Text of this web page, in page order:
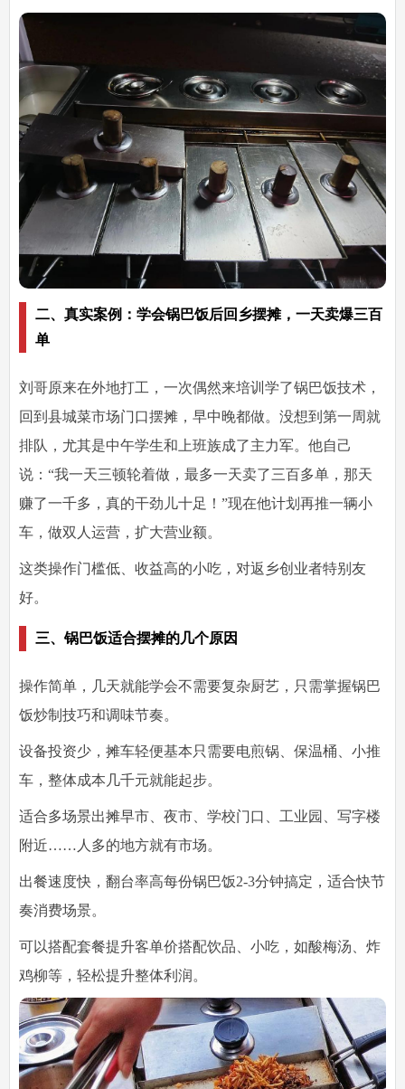
二、真实案例：学会锅巴饭后回乡摆摊，一天卖爆三百
单
刘哥原来在外地打工，一次偶然来培训学了锅巴饭技术，
回到县城菜市场门口摆摊，早中晚都做。没想到第一周就
排队，尤其是中午学生和上班族成了主力军。他自己
说：“我一天三顿轮着做，最多一天卖了三百多单，那天
赚了一千多，真的干劲儿十足！”现在他计划再推一辆小
车，做双人运营，扩大营业额。
这类操作门槛低、收益高的小吃，对返乡创业者特别友
好。
三、锅巴饭适合摆摊的几个原因
操作简单，几天就能学会不需要复杂厨艺，只需掌握锅巴
饭炒制技巧和调味节奏。
设备投资少，摊车轻便基本只需要电煎锅、保温桶、小推
车，整体成本几千元就能起步。
适合多场景出摊早市、夜市、学校门口、工业园、写字楼
附近……人多的地方就有市场。
出餐速度快，翻台率高每份锅巴饭2-3分钟搞定，适合快节
奏消费场景。
可以搭配套餐提升客单价搭配饮品、小吃，如酸梅汤、炸
鸡柳等，轻松提升整体利润。